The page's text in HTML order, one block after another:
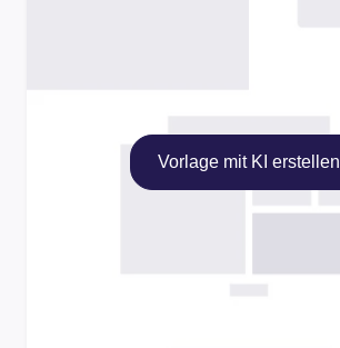
Vorlage mit KI erstellen